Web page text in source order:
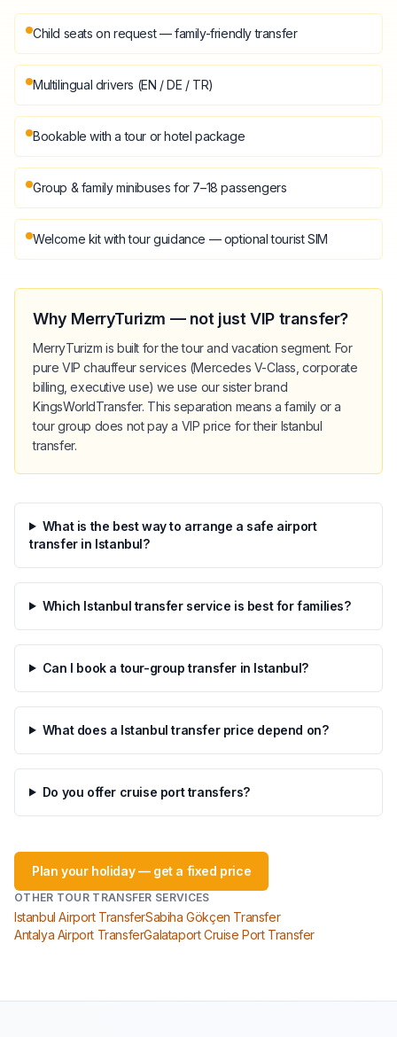
Child seats on request — family-friendly transfer
Multilingual drivers (EN / DE / TR)
Bookable with a tour or hotel package
Group & family minibuses for 7–18 passengers
Welcome kit with tour guidance — optional tourist SIM
Why MerryTurizm — not just VIP transfer?
MerryTurizm is built for the tour and vacation segment. For
pure VIP chauffeur services (Mercedes V-Class, corporate
billing, executive use) we use our sister brand
KingsWorldTransfer. This separation means a family or a
tour group does not pay a VIP price for their Istanbul
transfer.
What is the best way to arrange a safe airport
transfer in Istanbul?
Which Istanbul transfer service is best for families?
Can I book a tour-group transfer in Istanbul?
What does a Istanbul transfer price depend on?
Do you offer cruise port transfers?
Plan your holiday — get a fixed price
OTHER TOUR TRANSFER SERVICES
Istanbul Airport TransferSabiha Gökçen Transfer
Antalya Airport TransferGalataport Cruise Port Transfer